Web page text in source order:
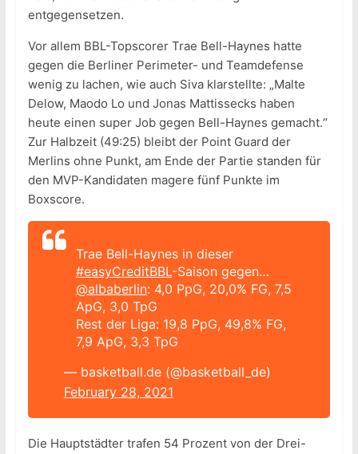
entgegensetzen.
Vor allem BBL-Topscorer Trae Bell-Haynes hatte
gegen die Berliner Perimeter- und Teamdefense
wenig zu lachen, wie auch Siva klarstellte: „Malte
Delow, Maodo Lo und Jonas Mattissecks haben
heute einen super Job gegen Bell-Haynes gemacht.“
Zur Halbzeit (49:25) bleibt der Point Guard der
Merlins ohne Punkt, am Ende der Partie standen für
den MVP-Kandidaten magere fünf Punkte im
Boxscore.
Trae Bell-Haynes in dieser
#easyCreditBBL-Saison gegen…
@albaberlin: 4,0 PpG, 20,0% FG, 7,5
ApG, 3,0 TpG
Rest der Liga: 19,8 PpG, 49,8% FG,
7,9 ApG, 3,3 TpG
— basketball.de (@basketball_de)
February 28, 2021
Die Hauptstädter trafen 54 Prozent von der Drei-